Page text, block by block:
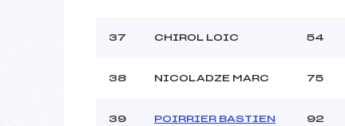
37 CHIROL LOIC 54
38 NICOLADZE MARC 75
39 POIRRIER BASTIEN 92